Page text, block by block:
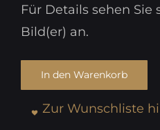
Für Details sehen Sie
Bild(er) an.
In den Warenkorb
Zur Wunschliste